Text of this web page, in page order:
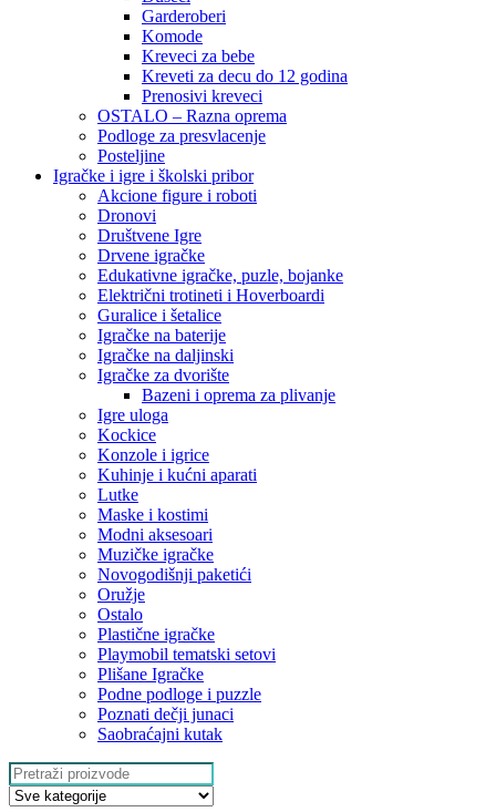
Garderoberi
Komode
Kreveci za bebe
Kreveti za decu do 12 godina
Prenosivi kreveci
OSTALO – Razna oprema
Podloge za presvlacenje
Posteljine
Igračke i igre i školski pribor
Akcione figure i roboti
Dronovi
Društvene Igre
Drvene igračke
Edukativne igračke, puzle, bojanke
Električni trotineti i Hoverboardi
Guralice i šetalice
Igračke na baterije
Igračke na daljinski
‎Igračke za dvorište
Bazeni i oprema za plivanje
Igre uloga
Kockice
Konzole i igrice
Kuhinje i kućni aparati
Lutke
Maske i kostimi
Modni aksesoari
Muzičke igračke
Novogodišnji paketići
Oružje
Ostalo
Plastične igračke
Playmobil tematski setovi
Plišane Igračke
Podne podloge i puzzle
Poznati dečji junaci
Saobraćajni kutak
Search
for: